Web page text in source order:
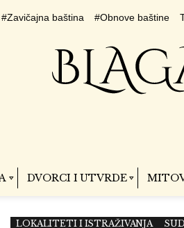
#Zavičajna baština #Obnove baštine
DVORCI I UTVRDE
LOKALITETI I ISTRAŽIVANJA